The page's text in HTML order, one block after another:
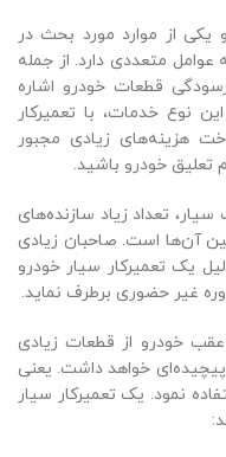
از موارد مورد بحث در
متعددی دارد. از جمله
قطعات خودرو اشاره
نوع خدمات، با تعمیرکار
هزینه‌های زیادی مجبور
خودرو باشید.
تعداد زیاد سازنده‌های
آن‌ها است. صاحبان زیادی
یک تعمیرکار سیار خودرو
غیر حضوری برطرف نماید.
خودرو از قطعات زیادی
خواهد داشت. یعنی
نمود. یک تعمیرکار سیار